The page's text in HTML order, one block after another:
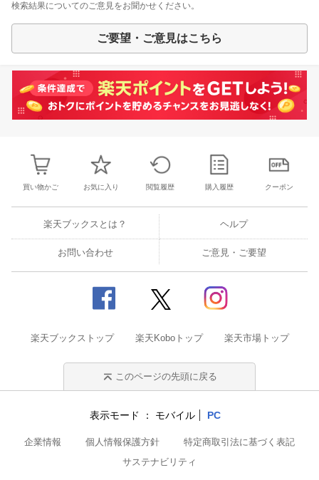
検索結果についてのご意見をお聞かせください。
ご要望・ご意見はこちら
買い物かご お気に入り 閲覧履歴 購入履歴 クーポン
楽天ブックスとは？ ヘルプ
お問い合わせ ご意見・ご要望
楽天ブックストップ 楽天Koboトップ 楽天市場トップ
このページの先頭に戻る
表示モード モバイル PC
企業情報 個人情報保護方針
特定商取引法に基づく表記
サステナビリティ